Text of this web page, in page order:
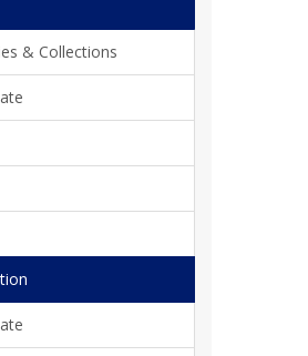
& Collections